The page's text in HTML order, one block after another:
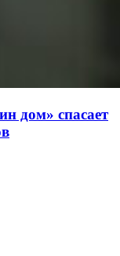
дом» спасает